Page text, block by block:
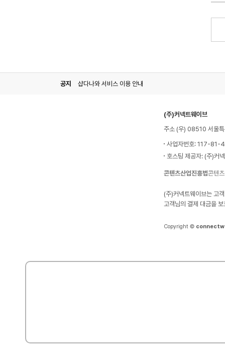
공지 샵다나와 서비스 이용 안내
(주)커넥트웨이브
주소 (우) 08510 서울
사업자번호: 117-81-
호스팅 제공자: (주)커
콘텐츠산업진흥법콘텐
(주)커넥트웨이브는 고
고객님의 결제 대금을
Copyright ©